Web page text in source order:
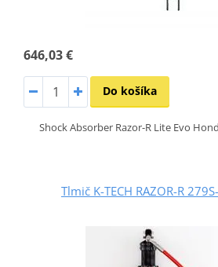
646,03 €
Do košíka
Shock Absorber Razor-R Lite Evo
Tlmič K-TECH RAZOR-R